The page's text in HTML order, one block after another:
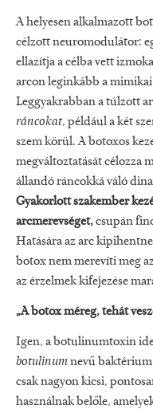
A helyesen alkalmazott
célzott neuromodulátor:
ellazítja a célba vett
arcon leginkább a
Leggyakrabban a túlzott
ráncokat, például a két
szem körül. A botoxos
megváltoztatását célozza
állandó ráncokká váló
Gyakorlott szakember
arcmerevséget,csupán
Hatására az arc
botox nem merevíti meg
az érzelmek kifejezése
„A botox méreg, tehát
Igen, a botulinumtoxin
botulinumnevű baktérium
csak nagyon kicsi,
használnak belőle,